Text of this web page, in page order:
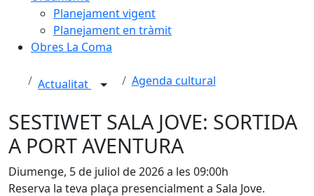
Planejament vigent
Planejament en tràmit
Obres La Coma
Actualitat Agenda cultural
SESTIWET SALA JOVE: SORTIDA
A PORT AVENTURA
Diumenge, 5 de juliol de 2026 a les 09:00h
Reserva la teva plaça presencialment a Sala Jove.